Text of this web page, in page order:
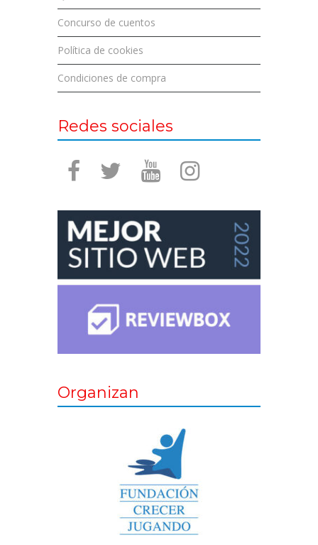
Concurso de cuentos
Política de cookies
Condiciones de compra
Redes sociales
Organizan